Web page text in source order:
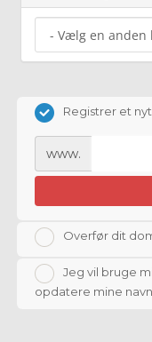
Registrer et
www.
Overfør dit
Jeg vil bruge
opdatere mine